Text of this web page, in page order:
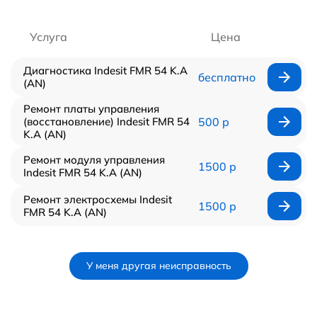
Услуга Цена
Диагностика Indesit FMR 54 K.A
(AN)
бесплатно
Ремонт платы управления
(восстановление) Indesit FMR 54
K.A (AN)
500 р
Ремонт модуля управления
Indesit FMR 54 K.A (AN)
1500 р
Ремонт электросхемы Indesit
FMR 54 K.A (AN)
1500 р
У меня другая неисправность